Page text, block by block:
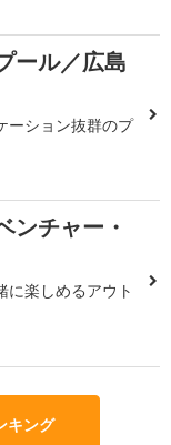
ール／広島
ーション抜群のプ
ンチャー・
に楽しめるアウト
キング